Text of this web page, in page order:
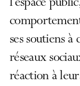
l’espace
ses soutiens
réseaux
réaction à